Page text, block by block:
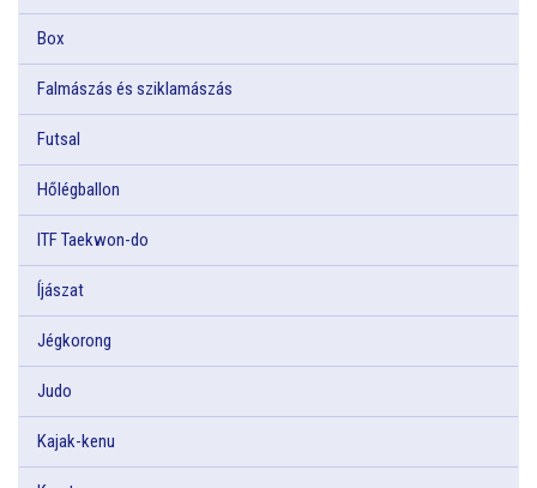
Box
Falmászás és sziklamászás
Futsal
Hőlégballon
ITF Taekwon-do
Íjászat
Jégkorong
Judo
Kajak-kenu